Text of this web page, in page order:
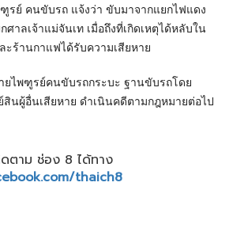
รย์ คนขับรถ แจ้งว่า ขับมาจากแยกไฟแดง
าลเจ้าแม่จันเท เมื่อถึงที่เกิดเหตุได้หลับใน
ะร้านกาแฟได้รับความเสียหาย
ยไพฑูรย์คนขับรถกระบะ ฐานขับรถโดย
สินผู้อื่นเสียหาย ดำเนินคดีตามกฎหมายต่อไป
ตาม ช่อง 8 ได้ทาง
thaich8